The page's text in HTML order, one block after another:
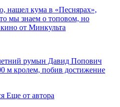
нашел кума в «Песнярах»,
мы знаем о топовом, но
от Минкульта
румын Давид Попович
м кролем, побив достижение
Еще от автора